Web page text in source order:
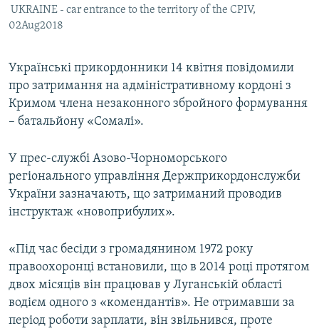
UKRAINE - car entrance to the territory of the CPIV,
02Aug2018
Українські прикордонники 14 квітня повідомили
про затримання на адміністративному кордоні з
Кримом члена незаконного збройного формування
– батальйону «Сомалі».
У прес-службі Азово-Чорноморського
регіонального управління Держприкордонслужби
України зазначають, що затриманий проводив
інструктаж «новоприбулих».
«Під час бесіди з громадянином 1972 року
правоохоронці встановили, що в 2014 році протягом
двох місяців він працював у Луганській області
водієм одного з «комендантів». Не отримавши за
період роботи зарплати, він звільнився, проте